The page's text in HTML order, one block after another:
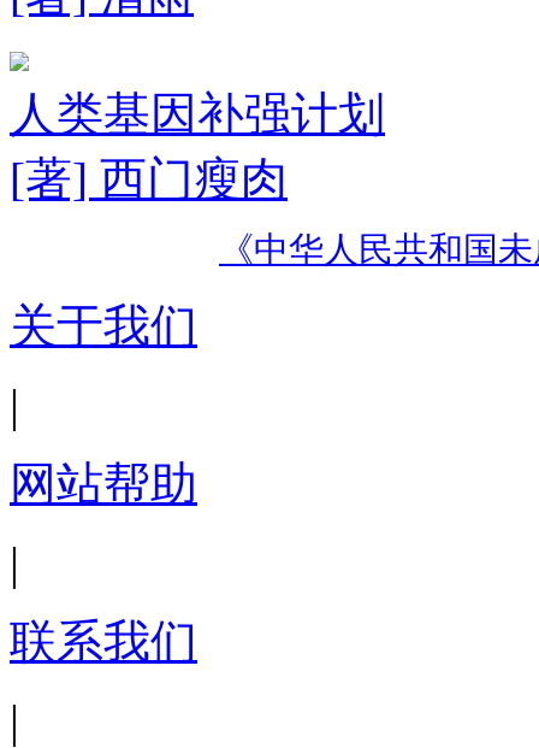
人类基因补强计划
[著] 西门瘦肉
《中华人民共和国
关于我们
|
网站帮助
|
联系我们
|